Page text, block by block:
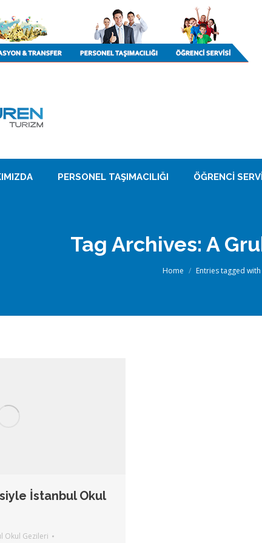
PERSONEL TAŞIMACILIĞI ÖĞRENCI
Tag Archives: A
You are here:
Home Entries tagged
İstanbul Okul
Okul Gezileri